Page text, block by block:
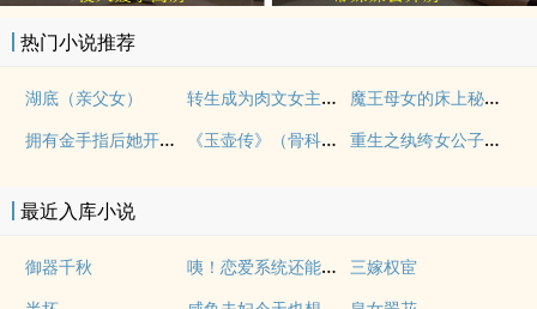
热门小说推荐
湖底（亲父女） 转生成为肉文女主的女儿后（星际nph）
魔王母女的床上秘情（gl乱伦）
拥有金手指后她开始为所欲为（nph）
《玉壶传》（骨科）（兄妹）（np） 重生之纨绔女公子（NPH）
最近入库小说
御器千秋 咦！恋爱系统还能这么用吗
三嫁权宦